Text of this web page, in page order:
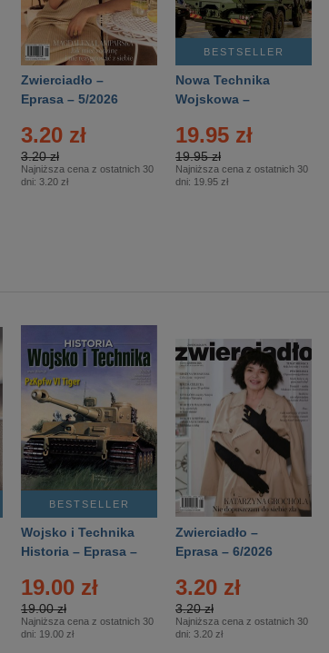
Zwierciadło –
Eprasa – 5/2026
3.20 zł
3.20 zł
Najniższa cena z ostatnich 30
dni: 3.20 zł
BESTSELLER
Nowa Technika
Wojskowa –
19.95 zł
19.95 zł
Najniższa cena z ostatnich 30
dni: 19.95 zł
BESTSELLER
Wojsko i Technika
Historia – Eprasa –
19.00 zł
19.00 zł
Najniższa cena z ostatnich 30
dni: 19.00 zł
Zwierciadło –
Eprasa – 6/2026
3.20 zł
3.20 zł
Najniższa cena z ostatnich 30
dni: 3.20 zł